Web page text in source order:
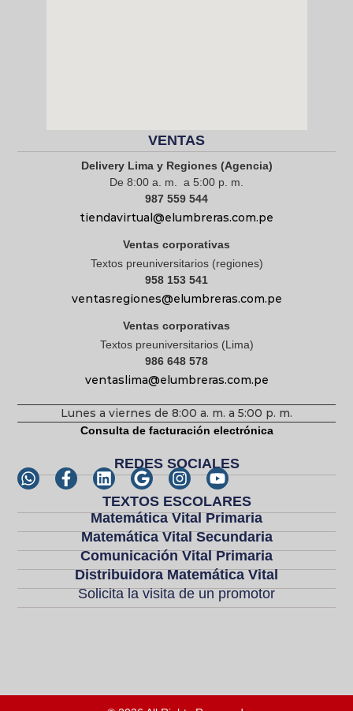
VENTAS
Delivery Lima y Regiones (Agencia)
De 8:00 a. m. a 5:00 p. m.
987 559 544
tiendavirtual@elumbreras.com.pe
Ventas corporativas
Textos preuniversitarios (regiones)
958 153 541
ventasregiones@elumbreras.com.pe
Ventas corporativas
Textos preuniversitarios (Lima)
986 648 578
ventaslima@elumbreras.com.pe
Lunes a viernes de 8:00 a. m. a 5:00 p. m.
Consulta de facturación electrónica
REDES SOCIALES
TEXTOS ESCOLARES
Matemática Vital Primaria
Matemática Vital Secundaria
Comunicación Vital Primaria
Distribuidora Matemática Vital
Solicita la visita de un promotor